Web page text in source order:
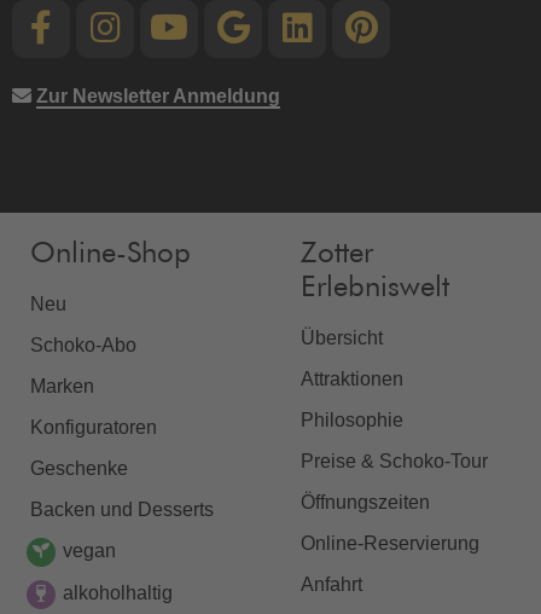
Zur Newsletter Anmeldung
Online-Shop
Neu
Schoko-Abo
Marken
Konfiguratoren
Geschenke
Backen und Desserts
vegan
alkoholhaltig
Zotter
Erlebniswelt
Übersicht
Attraktionen
Philosophie
Preise & Schoko-Tour
Öffnungszeiten
Online-Reservierung
Anfahrt